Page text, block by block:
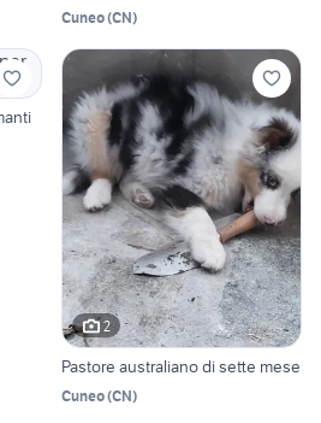
Cuneo(CN)
2
Pastore australiano di sette mese
Cuneo(CN)